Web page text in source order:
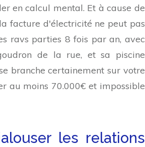
en calcul mental. Et à cause de
facture d'électricité ne peut pas
ravs parties 8 fois par an, avec
de la rue, et sa piscine
branche certainement sur votre
au moins 70.000€ et impossible
les relations